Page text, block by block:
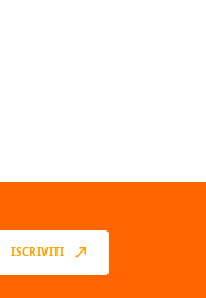
ISCRIVITI